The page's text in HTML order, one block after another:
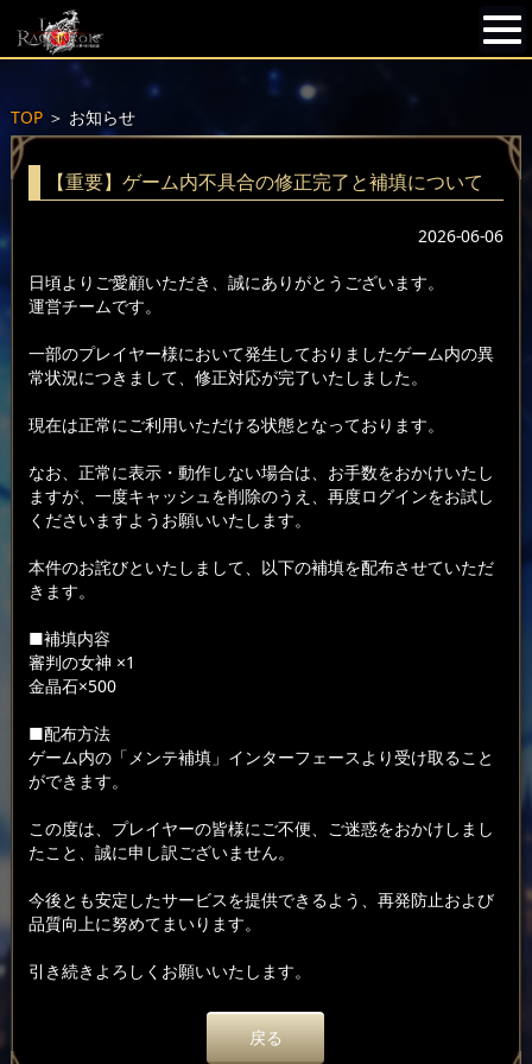
TOP＞ お知らせ
【重要】ゲーム内不具合の修正完了と補填について
2026-06-06
日頃よりご愛顧いただき、誠にありがとうございます。
運営チームです。
一部のプレイヤー様において発生しておりましたゲーム内の異
常状況につきまして、修正対応が完了いたしました。
現在は正常にご利用いただける状態となっております。
なお、正常に表示・動作しない場合は、お手数をおかけいたし
ますが、一度キャッシュを削除のうえ、再度ログインをお試し
くださいますようお願いいたします。
本件のお詫びといたしまして、以下の補填を配布させていただ
きます。
■補填内容
審判の女神 ×1
金晶石×500
■配布方法
ゲーム内の「メンテ補填」インターフェースより受け取ること
ができます。
この度は、プレイヤーの皆様にご不便、ご迷惑をおかけしまし
たこと、誠に申し訳ございません。
今後とも安定したサービスを提供できるよう、再発防止および
品質向上に努めてまいります。
引き続きよろしくお願いいたします。
戻る